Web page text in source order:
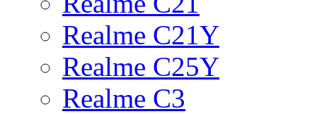
Realme C21Y
Realme C25Y
Realme C3